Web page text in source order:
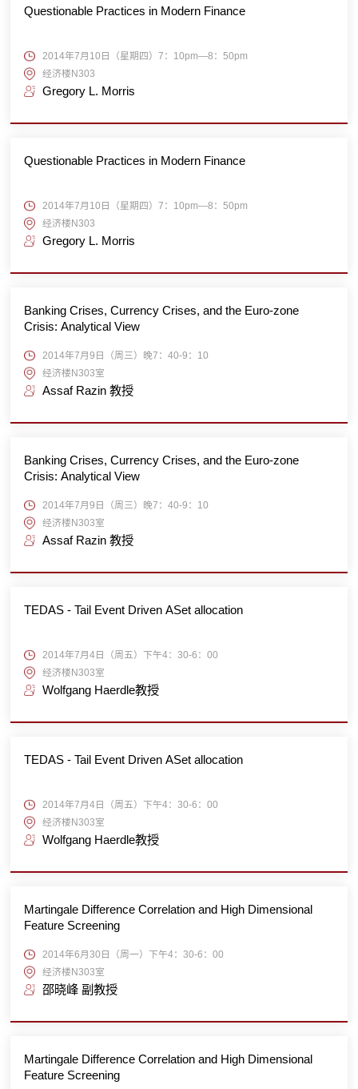
Questionable Practices in Modern Finance
2014年7月10日（星期四）7：10pm—8：50pm
经济楼N303
Gregory L. Morris
Questionable Practices in Modern Finance
2014年7月10日（星期四）7：10pm—8：50pm
经济楼N303
Gregory L. Morris
Banking Crises, Currency Crises, and the Euro-zone
Crisis: Analytical View
2014年7月9日（周三）晚7：40-9：10
经济楼N303室
Assaf Razin 教授
Banking Crises, Currency Crises, and the Euro-zone
Crisis: Analytical View
2014年7月9日（周三）晚7：40-9：10
经济楼N303室
Assaf Razin 教授
TEDAS - Tail Event Driven ASet allocation
2014年7月4日（周五）下午4：30-6：00
经济楼N303室
Wolfgang Haerdle教授
TEDAS - Tail Event Driven ASet allocation
2014年7月4日（周五）下午4：30-6：00
经济楼N303室
Wolfgang Haerdle教授
Martingale Difference Correlation and High Dimensional
Feature Screening
2014年6月30日（周一）下午4：30-6：00
经济楼N303室
邵晓峰 副教授
Martingale Difference Correlation and High Dimensional
Feature Screening